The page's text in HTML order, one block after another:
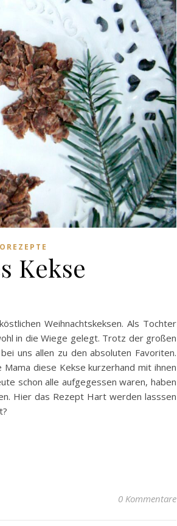
Kekse
Weihnachtskeksen. Als Tochter
in die Wiege gelegt. Trotz der großen
uns allen zu den absoluten Favoriten.
diese Kekse kurzerhand mit ihnen
schon alle aufgegessen waren, haben
Hier das Rezept Hart werden lasssen
0 Kommentare